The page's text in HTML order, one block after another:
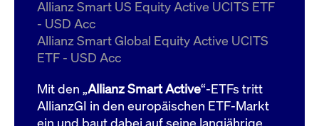
Allianz Smart US Equity Active UCITS ETF
- USD Acc
Allianz Smart Global Equity Active UCITS
ETF - USD Acc
Mit den „Allianz Smart Active“-ETFs tritt
AllianzGI in den europäischen ETF-Markt
ein und baut dabei auf seine langjährige
ApplicationGatewayAffinityCORS
boerse.com